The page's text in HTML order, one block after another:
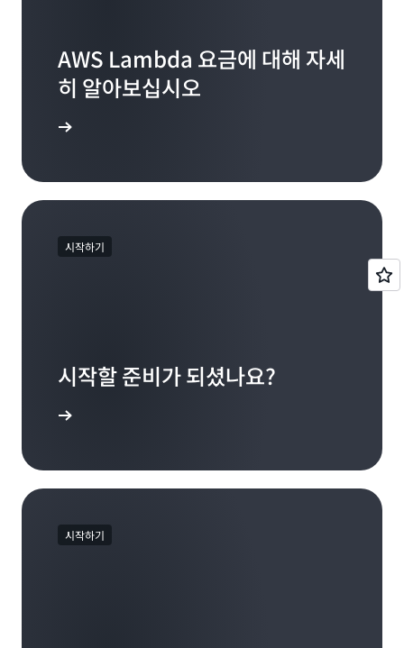
AWS Lambda 요금에 대해 자세
히 알아보십시오
시작하기
시작할 준비가 되셨나요?
시작하기